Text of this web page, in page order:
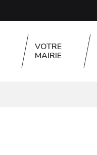
VOTRE
MAIRIE